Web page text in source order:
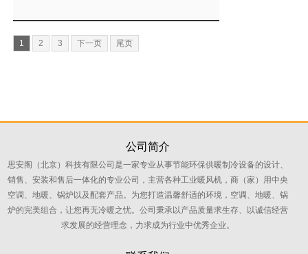
1 2 3 下一页 尾页
公司简介
思安阁（北京）科技有限公司是一家专业从事节能环保供暖制冷设备的设计、
销售、安装和售后一体化的专业公司，主营各种工业暖风机，商（家）用中央
空调、地暖、锅炉以及配套产品。为您打造温馨舒适的环境，空调、地暖、锅
炉的完美组合，让您再无冷暖之忧。公司秉承以产品质量求生存、以诚信经营
求发展的经营理念，力求成为行业中优秀企业。